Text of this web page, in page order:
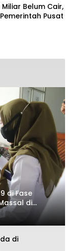
Belum Cair,
Pusat
di Fase
di
di